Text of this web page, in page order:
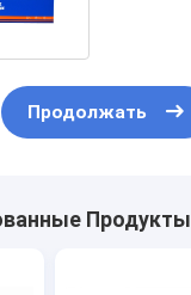
Продолжать
Продукты